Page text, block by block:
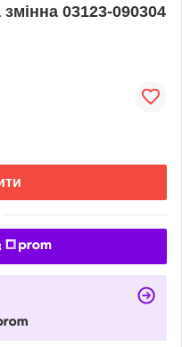
03123-090304